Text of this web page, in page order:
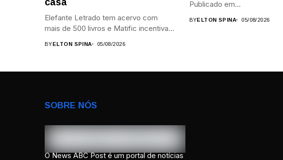
Elefante Letrado tem acervo com
mais de 500 livros e Matific incentiva...
BYELTON SPINA 05/08/2026
Publicado em...
BYELTON SPINA 05/08/2026
SOBRE NÓS
O News ABC Post é um portal de notícias